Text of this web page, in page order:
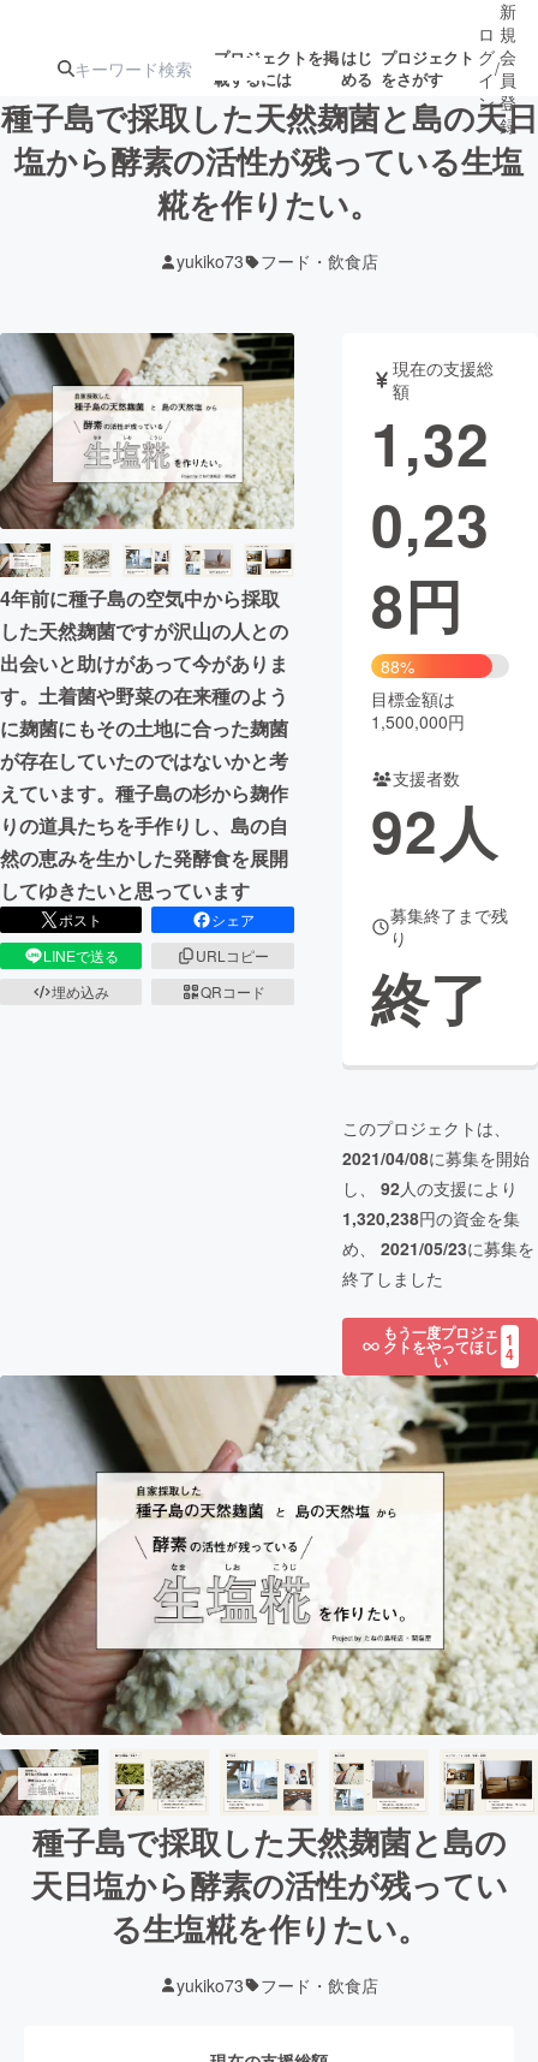
プロジェクトを掲
載するには
はじ
める
プロジェクト
をさがす
注目のリ 注目の新着プロ
ジェクト
募集終了が近いプ
テクノロジー・ガジェット
映像・映画 書籍・雑誌
ビジネス・起業 チャレンジ
まちづくり・地域活性化
CAMPFIRE for Social Good
CAMPFIRE Creation
CAMPFIREふるさと納税machi-ya コミュニティ
ロ
グ
イ
ン
/
新
規
会
員
登
録
種子島で採取した天然麹菌と島の天日
塩から酵素の活性が残っている生塩
糀を作りたい。
yukiko73 フード・飲食店
4年前に種子島の空気中から採取
した天然麹菌ですが沢山の人との
出会いと助けがあって今がありま
す。土着菌や野菜の在来種のよう
に麹菌にもその土地に合った麹菌
が存在していたのではないかと考
えています。種子島の杉から麹作
りの道具たちを手作りし、島の自
然の恵みを生かした発酵食を展開
してゆきたいと思っています
ポスト
シェア
LINEで送る
URLコピー
埋め込み
QRコード
現在の支援総
額
1,32
0,23
8円
88%
目標金額は
1,500,000円
支援者数
92人
募集終了まで残
り
終了
このプロジェクトは、
2021/04/08に募集を開始
し、 92人の支援により
1,320,238円の資金を集
め、 2021/05/23に募集を
終了しました
もう一度プロジェ
クトをやってほし
い
1
4
種子島で採取した天然麹菌と島の
天日塩から酵素の活性が残ってい
る生塩糀を作りたい。
yukiko73 フード・飲食店